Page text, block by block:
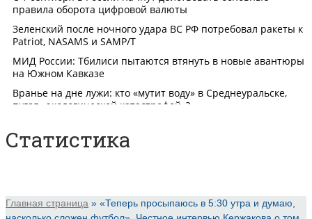
Статистика
Главная страница » «Теперь просыпаюсь в 5:30 утра и думаю,